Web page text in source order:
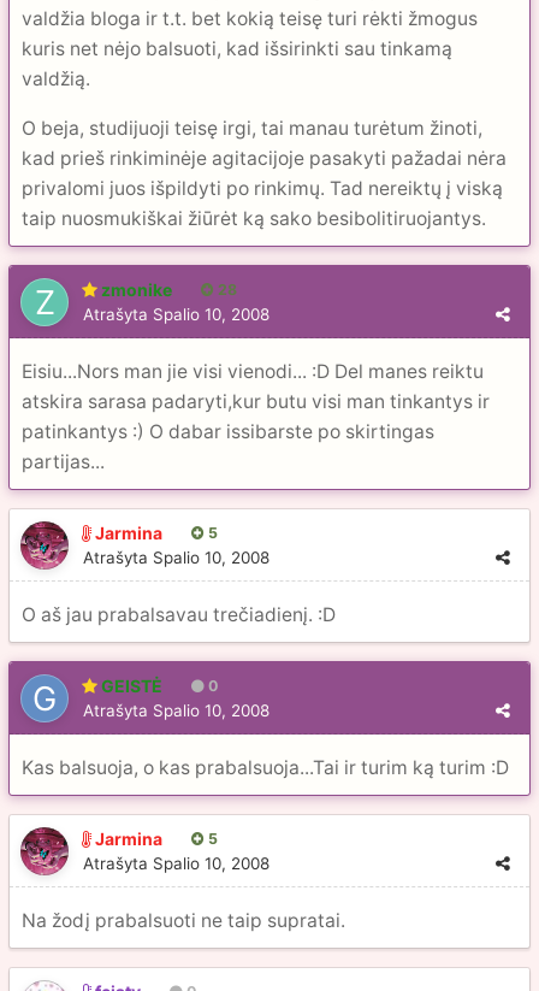
valdžia bloga ir t.t. bet kokią teisę turi rėkti žmogus
kuris net nėjo balsuoti, kad išsirinkti sau tinkamą
valdžią.
O beja, studijuoji teisę irgi, tai manau turėtum žinoti,
kad prieš rinkiminėje agitacijoje pasakyti pažadai nėra
privalomi juos išpildyti po rinkimų. Tad nereiktų į viską
taip nuosmukiškai žiūrėt ką sako besibolitiruojantys.
zmonike 28
Atrašyta Spalio 10, 2008
Eisiu...Nors man jie visi vienodi... :D Del manes reiktu
atskira sarasa padaryti,kur butu visi man tinkantys ir
patinkantys :) O dabar issibarste po skirtingas
partijas...
Jarmina 5
Atrašyta Spalio 10, 2008
O aš jau prabalsavau trečiadienį. :D
GEISTĖ 0
Atrašyta Spalio 10, 2008
Kas balsuoja, o kas prabalsuoja...Tai ir turim ką turim :D
Jarmina 5
Atrašyta Spalio 10, 2008
Na žodį prabalsuoti ne taip supratai.